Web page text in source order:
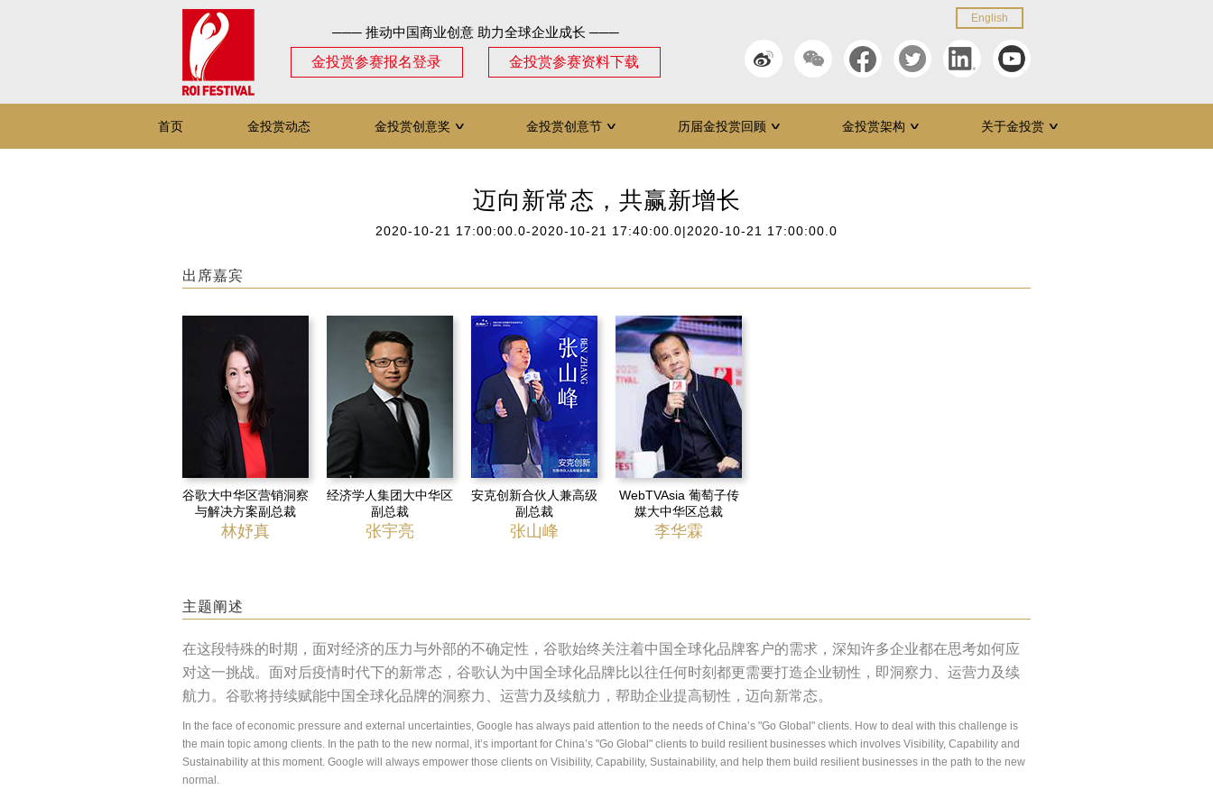
─── 推动中国商业创意 助力全球企业成长 ───
金投赏参赛报名登录
金投赏参赛资料下载
English
首页 金投赏动态 金投赏创意奖 ∨ 金投赏创意节 ∨ 历届金投赏回顾 ∨ 金投赏架构 ∨ 关于金投赏 ∨
迈向新常态，共赢新增长
2020-10-21 17:00:00.0-2020-10-21 17:40:00.0|2020-10-21 17:00:00.0
出席嘉宾
谷歌大中华区营销洞察
与解决方案副总裁
林妤真
经济学人集团大中华区
副总裁
张宇亮
安克创新合伙人兼高级
副总裁
张山峰
WebTVAsia 葡萄子传
媒大中华区总裁
李华霖
主题阐述
在这段特殊的时期，面对经济的压力与外部的不确定性，谷歌始终关注着中国全球化品牌客户的需求，深知许多企业都在思考如何应
对这一挑战。面对后疫情时代下的新常态，谷歌认为中国全球化品牌比以往任何时刻都更需要打造企业韧性，即洞察力、运营力及续
航力。谷歌将持续赋能中国全球化品牌的洞察力、运营力及续航力，帮助企业提高韧性，迈向新常态。
In the face of economic pressure and external uncertainties, Google has always paid attention to the needs of China’s "Go Global" clients. How to deal with this challenge is
the main topic among clients. In the path to the new normal, it’s important for China’s "Go Global" clients to build resilient businesses which involves Visibility, Capability and
Sustainability at this moment. Google will always empower those clients on Visibility, Capability, Sustainability, and help them build resilient businesses in the path to the new
normal.